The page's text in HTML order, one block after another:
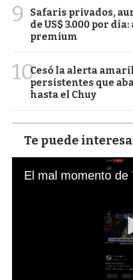
9
Safaris privados,
de US$ 3.000 por
premium
10Cesó la alerta
persistentes que
hasta el Chuy
Te puede